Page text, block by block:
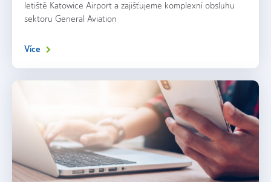
letiště Katowice Airport a zajišťujeme komplexní obsluhu
sektoru General Aviation
Více